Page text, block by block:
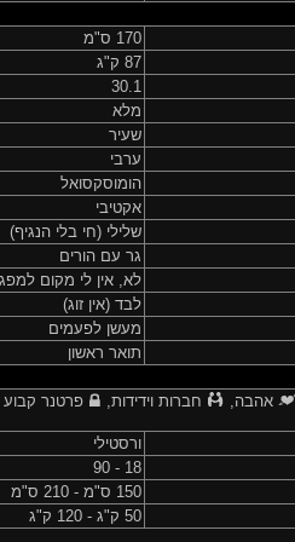
170 ס"מ
87 ק"ג
30.1
מלא
שעיר
ערבי
הומוסקסואל
אקטיבי
שלילי (חי בלי הנגיף)
גר עם הורים
לא, אין לי מקום
לבד (אין זוג)
מעשן לפעמים
תואר ראשון
אהבה, חברות וידידות, פרטנר
ורסטילי
18 - 90
150 ס"מ - 210 ס"מ
50 ק"ג - 120 ק"ג